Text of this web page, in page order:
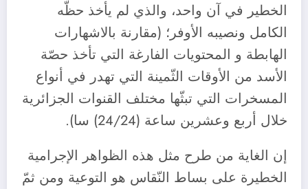
الخطير في آن واحد، والذي لم يأخذ حظّه
الكامل ونصيبه الأوفر؛ (مقارنة بالاشهارات
الهابطة و المحتويات الفارغة التي تأخذ حصّة
الأسد من الأوقات الثّمينة التي تهدر في أنواع
المسخرات التي تبثّها مختلف القنوات الجزائرية
خلال أربع وعشرين ساعة (24/24) سا).
إن الغاية من طرح مثل هذه الظواهر الإجرامية
الخطيرة على بساط النّقاس هو التوعية ومن ثمّ